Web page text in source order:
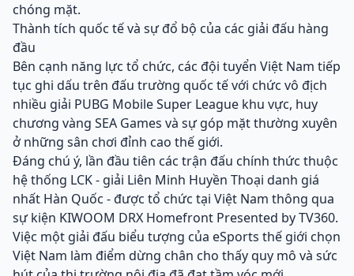
chóng mặt.
Thành tích quốc tế và sự đổ bộ của các giải đấu hàng
đầu
Bên cạnh năng lực tổ chức, các đội tuyển Việt Nam tiếp
tục ghi dấu trên đấu trường quốc tế với chức vô địch
nhiều giải PUBG Mobile Super League khu vực, huy
chương vàng SEA Games và sự góp mặt thường xuyên
ở những sân chơi đỉnh cao thế giới.
Đáng chú ý, lần đầu tiên các trận đấu chính thức thuộc
hệ thống LCK - giải Liên Minh Huyền Thoại danh giá
nhất Hàn Quốc - được tổ chức tại Việt Nam thông qua
sự kiện KIWOOM DRX Homefront Presented by TV360.
Việc một giải đấu biểu tượng của eSports thế giới chọn
Việt Nam làm điểm dừng chân cho thấy quy mô và sức